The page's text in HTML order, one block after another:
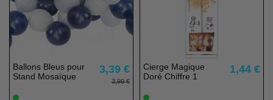
Ballons Bleus pour
Stand Mosaïque
3,39 €
3,99 €
Cierge Magique
Doré Chiffre 1
1,44 €